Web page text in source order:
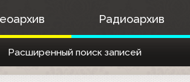
Радиоархив
Расширенный поиск записей